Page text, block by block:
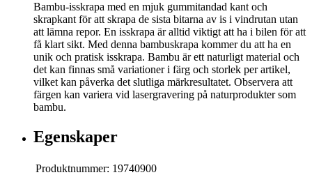
Bambu-isskrapa med en mjuk gummitandad kant och
skrapkant för att skrapa de sista bitarna av is i vindrutan utan
att lämna repor. En isskrapa är alltid viktigt att ha i bilen för att
få klart sikt. Med denna bambuskrapa kommer du att ha en
unik och pratisk isskrapa. Bambu är ett naturligt material och
det kan finnas små variationer i färg och storlek per artikel,
vilket kan påverka det slutliga märkresultatet. Observera att
färgen kan variera vid lasergravering på naturprodukter som
bambu.
Egenskaper
Produktnummer: 19740900